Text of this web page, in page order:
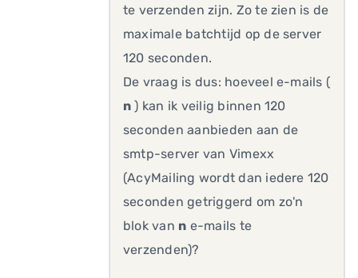
te verzenden zijn. Zo te zien is de
maximale batchtijd op de server
120 seconden.
De vraag is dus: hoeveel e-mails (
n ) kan ik veilig binnen 120
seconden aanbieden aan de
smtp-server van Vimexx
(AcyMailing wordt dan iedere 120
seconden getriggerd om zo'n
blok van n e-mails te
verzenden)?